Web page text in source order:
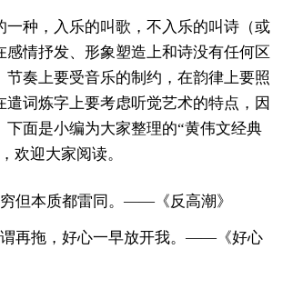
一种，入乐的叫歌，不入乐的叫诗（或
感情抒发、形象塑造上和诗没有任何区
节奏上要受音乐的制约，在韵律上要照
遣词炼字上要考虑听觉艺术的特点，因
下面是小编为大家整理的“黄伟文经典
欢迎大家阅读。
但本质都雷同。——《反高潮》
再拖，好心一早放开我。——《好心